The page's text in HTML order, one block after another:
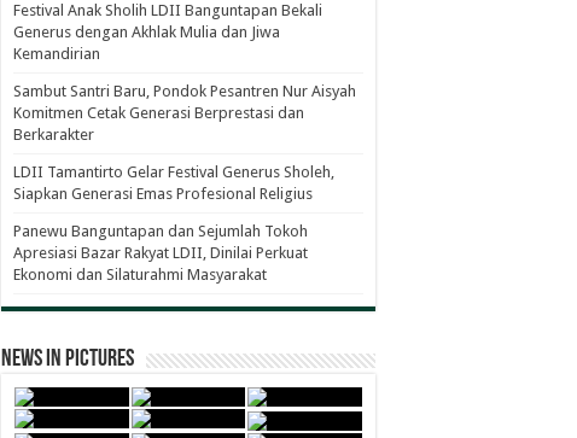
Festival Anak Sholih LDII Banguntapan Bekali
Generus dengan Akhlak Mulia dan Jiwa
Kemandirian
Sambut Santri Baru, Pondok Pesantren Nur Aisyah
Komitmen Cetak Generasi Berprestasi dan
Berkarakter
LDII Tamantirto Gelar Festival Generus Sholeh,
Siapkan Generasi Emas Profesional Religius
Panewu Banguntapan dan Sejumlah Tokoh
Apresiasi Bazar Rakyat LDII, Dinilai Perkuat
Ekonomi dan Silaturahmi Masyarakat
News in Pictures